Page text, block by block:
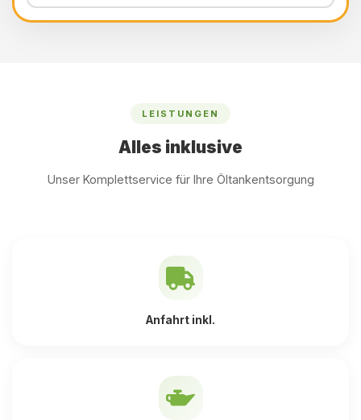
LEISTUNGEN
Alles inklusive
Unser Komplettservice für Ihre Öltankentsorgung
Anfahrt inkl.